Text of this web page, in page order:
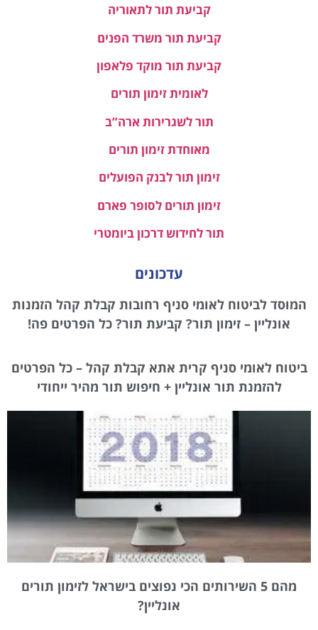
קביעת תור לתאוריה
קביעת תור משרד הפנים
קביעת תור מוקד פלאפון
לאומית זימון תורים
תור לשגרירות ארה”ב
מאוחדת זימון תורים
זימון תור לבנק הפועלים
זימון תורים לסופר פארם
תור לחידוש דרכון ביומטרי
עדכונים
המוסד לביטוח לאומי סניף רחובות קבלת קהל הזמנות
אונליין – זימון תור? קביעת תור? כל הפרטים פה!
ביטוח לאומי סניף קרית אתא קבלת קהל – כל הפרטים
להזמנת תור אונליין + חיפוש תור מהיר ייחודי
מהם 5 השירותים הכי נפוצים בישראל לזימון תורים
אונליין?